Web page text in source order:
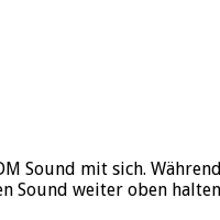
Sound mit sich.
Sound weiter oben